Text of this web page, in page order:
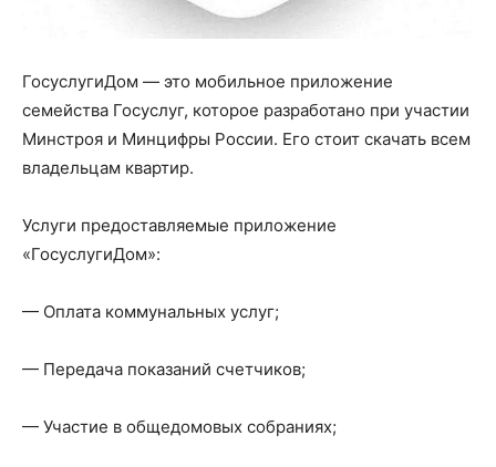
ГосуслугиДом — это мобильное приложение
семейства Госуслуг, которое разработано при участии
Минстроя и Минцифры России. Его стоит скачать всем
владельцам квартир.
Услуги предоставляемые приложение
«ГосуслугиДом»:
— Оплата коммунальных услуг;
— Передача показаний счетчиков;
— Участие в общедомовых собраниях;